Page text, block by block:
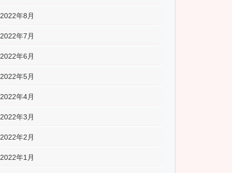
2022年8月
2022年7月
2022年6月
2022年5月
2022年4月
2022年3月
2022年2月
2022年1月